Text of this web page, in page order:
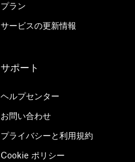
プラン
サービスの更新情報
サポート
ヘルプセンター
お問い合わせ
プライバシーと利用規約
Cookie ポリシー